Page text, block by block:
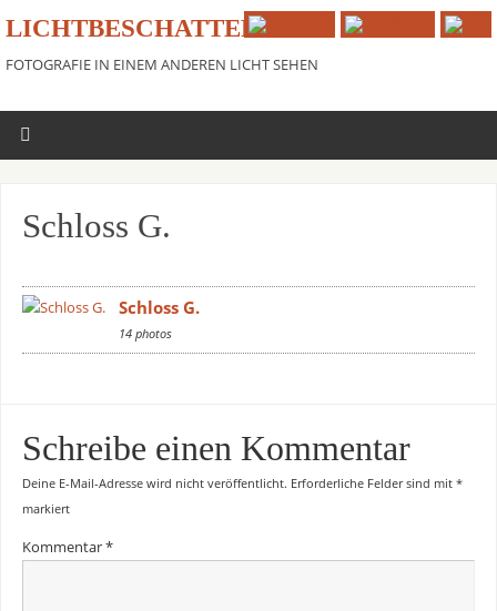
LICHTBESCHATTER
FOTOGRAFIE IN EINEM ANDEREN LICHT SEHEN
Schloss G.
Schloss G.
14 photos
Schreibe einen Kommentar
Deine E-Mail-Adresse wird nicht veröffentlicht. Erforderliche Felder sind mit *
markiert
Kommentar*